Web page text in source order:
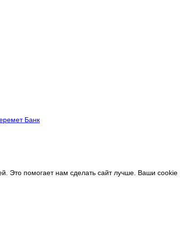
Это помогает нам сделать сайт лучше. Ваши cookie